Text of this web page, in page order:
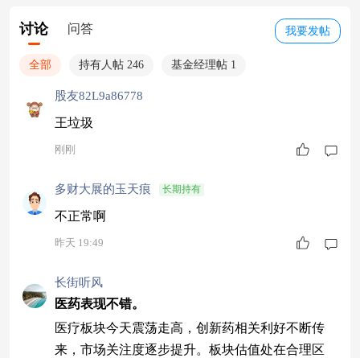
我要发帖
讨论 问答
全部 持有人帖 246 基金经理帖 1
股友82L9a86778
王垃圾
刚刚
多财大展的玉天痕 长期持有
不正常啊
昨天 19:49
长街听风
医药表现不错。
医疗板块今天震荡走高，创新药相关利好不断传
来，市场关注度逐步提升。板块估值处在合理区